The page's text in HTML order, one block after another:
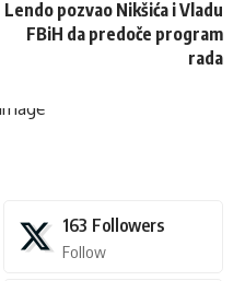
Lendo pozvao Nikšića i Vladu
FBiH da predoče program
rada
163 Followers
Follow